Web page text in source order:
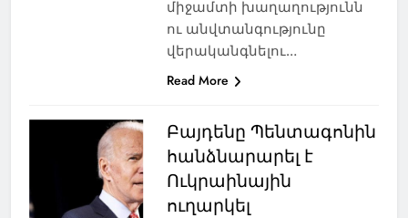
միջամտի խաղաղությունն
ու անվտանգությունը
վերականգնելու…
Read More
Բայդենը Պենտագոնին
հանձնարարել է
Ուկրաինային
ուղարկել